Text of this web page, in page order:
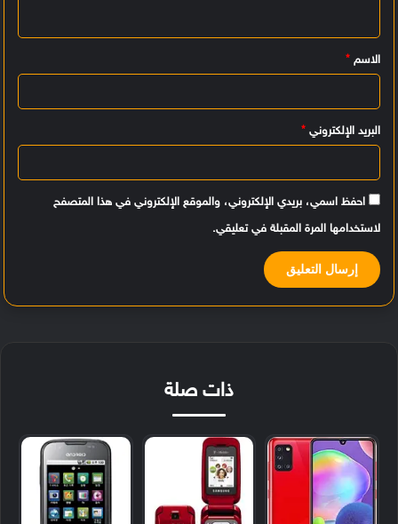
ي
ق
الاسم *
البريد الإلكتروني *
احفظ اسمي، بريدي الإلكتروني، والموقع الإلكتروني في هذا المتصفح
لاستخدامها المرة المقبلة في تعليقي.
ذات صلة